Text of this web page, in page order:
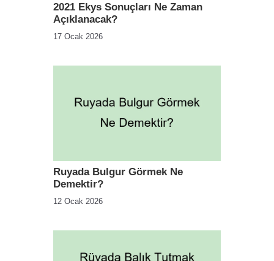
2021 Ekys Sonuçları Ne Zaman
Açıklanacak?
17 Ocak 2026
Ruyada Bulgur Görmek Ne
Demektir?
12 Ocak 2026